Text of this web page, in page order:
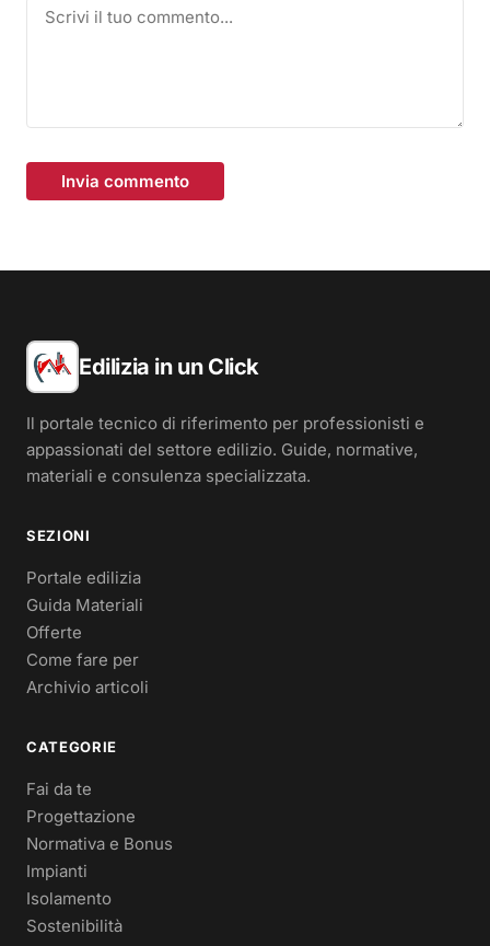
Invia commento
Edilizia in un Click
Il portale tecnico di riferimento per professionisti e
appassionati del settore edilizio. Guide, normative,
materiali e consulenza specializzata.
SEZIONI
Portale edilizia
Guida Materiali
Offerte
Come fare per
Archivio articoli
CATEGORIE
Fai da te
Progettazione
Normativa e Bonus
Impianti
Isolamento
Sostenibilità